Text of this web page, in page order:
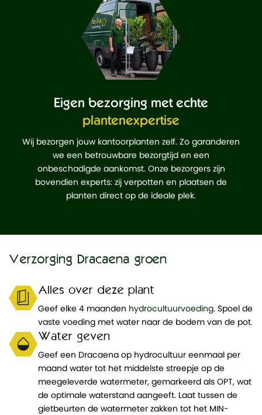
Eigen bezorging met echte
plantenexpertise
Wij bezorgen jouw kantoorplanten zelf. Zo garanderen
we een betrouwbare bezorgtijd en een
onbeschadigde aankomst. Onze bezorgers zijn
bovendien experts: zij verpotten en plaatsen de
planten direct op de ideale plek.
Verzorging Dracaena groen
Alles over deze plant
Geef elke 4 maanden hydrocultuurvoeding. Spoel de
vaste voeding met water naar de bodem van de pot.
Water geven
Geef een Dracaena op hydrocultuur eenmaal per
maand water tot het middelste streepje op de
meegeleverde watermeter, gemarkeerd als OPT, wat
de optimale waterstand aangeeft. Laat tussen de
gietbeurten de watermeter zakken tot het MIN-